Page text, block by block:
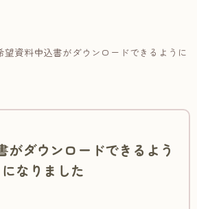
望資料申込書がダウンロードできるように
がダウンロードできるよう
になりました